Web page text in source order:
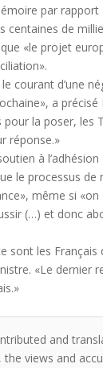
par
centaines de
«le projet
courant d’une
a précisé
pour la poser, les
réponse.»
à l’adhésion
le processus de
même si
(…) et donc
sont les Français
«Le dernier
and
the views and